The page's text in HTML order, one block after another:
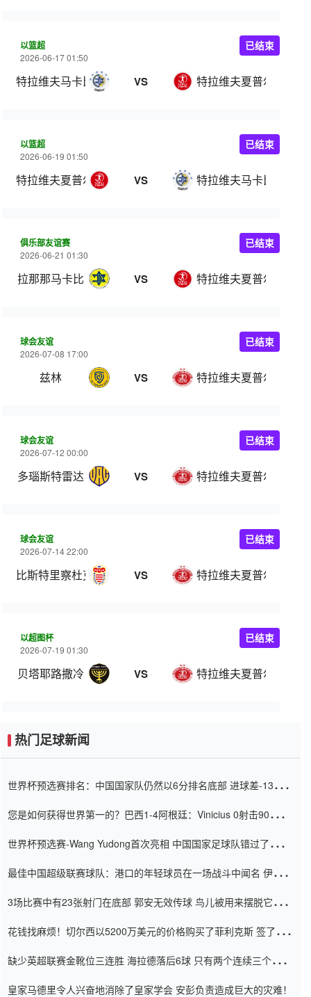
以篮超
2026-06-17 01:50
特拉维夫马卡比 VS 特拉维夫夏普尔
已结束
以篮超
2026-06-19 01:50
特拉维夫夏普尔 VS 特拉维夫马卡比
已结束
俱乐部友谊赛
2026-06-21 01:30
拉那那马卡比 VS 特拉维夫夏普尔
已结束
球会友谊
2026-07-08 17:00
兹林 VS 特拉维夫夏普尔
已结束
球会友谊
2026-07-12 00:00
多瑙斯特雷达 VS 特拉维夫夏普尔
已结束
球会友谊
2026-07-14 22:00
比斯特里察杜克拉 VS 特拉维夫夏普尔
已结束
以超图杯
2026-07-19 01:30
贝塔耶路撒冷 VS 特拉维夫夏普尔
已结束
热门足球新闻
世界杯预选赛排名：中国国家队仍然以6分排名底部 进球差-13令人
您是如何获得世界第一的？巴西1-4阿根廷：Vinicius 0射击90分钟
世界杯预选赛-Wang Yudong首次亮相 中国国家足球队错过了世界
最佳中国超级联赛球队：港口的年轻球员在一场战斗中闻名 伊万放
3场比赛中有23张射门在底部 郭安无效传球 鸟儿被用来摆脱它
花钱找麻烦！切尔西以5200万美元的价格购买了菲利克斯 签了7年
缺少英超联赛金靴位三连胜 海拉德落后6球 只有两个连续三个连续
皇家马德里令人兴奋地消除了皇家学会 安彭负责造成巨大的灾难！